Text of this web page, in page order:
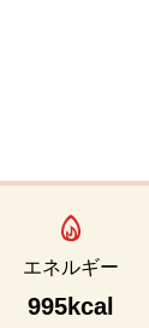
エネルギー
995kcal